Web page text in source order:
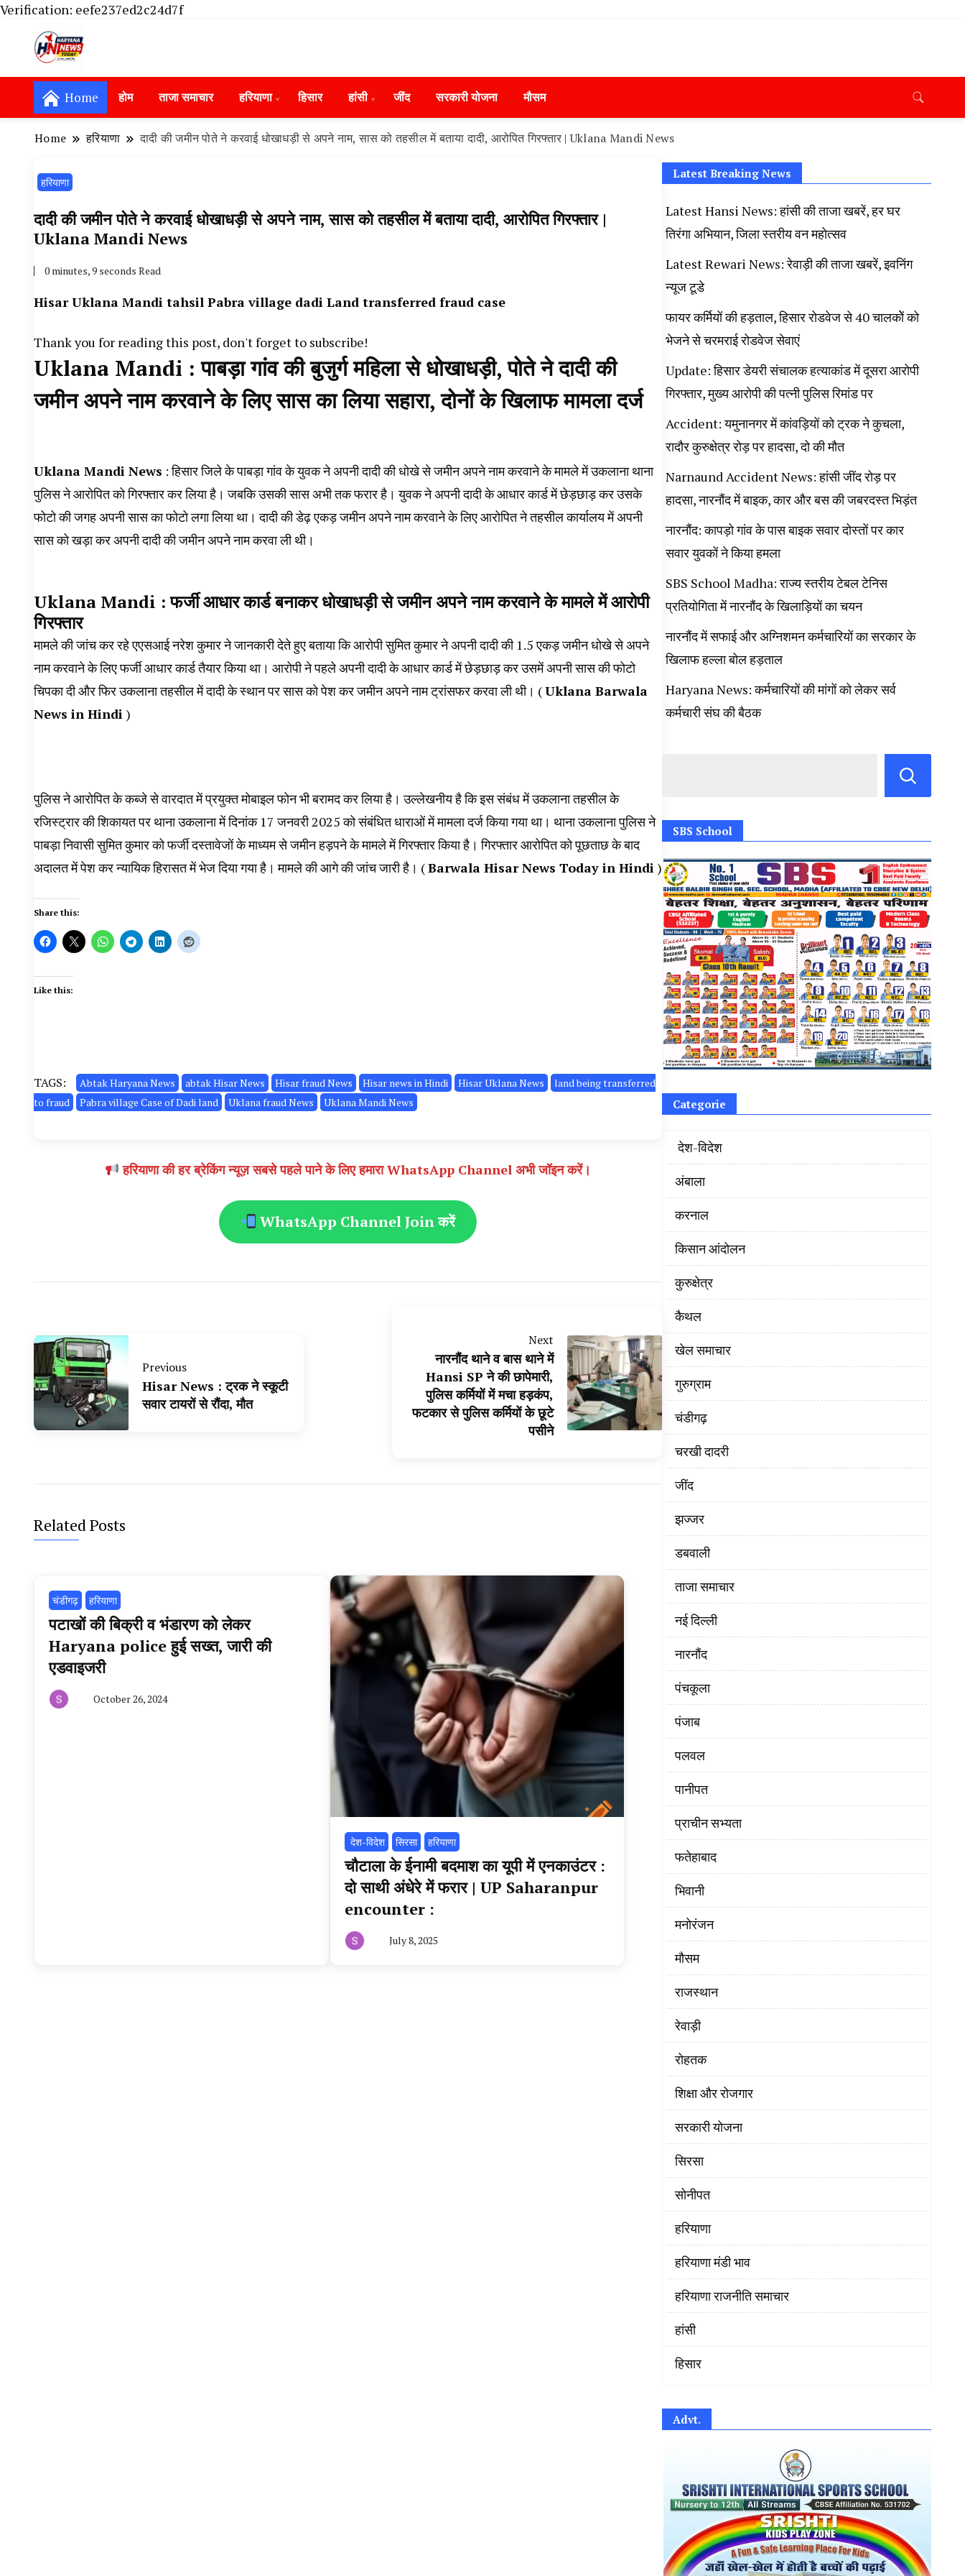
Verification: eefe237ed2c24d7f
Hansi News Today, Hisar Crime News Today, Narnaund News Live, Hansi News Live, Haryana ki Taaja Khabar, Haryana Crime News Today, Weather
Update in Haryana, Weather Alert in Haryana, Rain Alert in Haryana, Haryana Police Action, Haryana Porotet Update, Haryana Police Fir, Haryana
Portet Update News, Student Portest News, Kisan Protest News, AHN News, Abtak Haryana News,
Home होम ताजा समाचार हरियाणा हिसार हांसी ‌जींद सरकारी योजना मौसम
Home हरियाणा दादी की जमीन पोते ने करवाई धोखाधड़ी से अपने नाम, सास को तहसील में बताया दादी, आरोपित गिरफ्तार | Uklana Mandi News
हरियाणा
दादी की जमीन पोते ने करवाई धोखाधड़ी से अपने नाम, सास को तहसील में बताया दादी, आरोपित गिरफ्तार |
Uklana Mandi News
0 minutes, 9 seconds Read
Hisar Uklana Mandi tahsil Pabra village dadi Land transferred fraud case
Thank you for reading this post, don't forget to subscribe!
Uklana Mandi : पाबड़ा गांव की बुजुर्ग महिला से धोखाधड़ी, पोते ने दादी की
जमीन अपने नाम करवाने के लिए सास का लिया सहारा, दोनों के खिलाफ मामला दर्ज
Uklana Mandi News : हिसार जिले के पाबड़ा गांव के युवक ने अपनी दादी की धोखे से जमीन अपने नाम करवाने के मामले में उकलाना थाना
पुलिस ने आरोपित को गिरफ्तार कर लिया है। जबकि उसकी सास अभी तक फरार है। युवक ने अपनी दादी के आधार कार्ड में छेड़छाड़ कर उसके
फोटो की जगह अपनी सास का फोटो लगा लिया था। दादी की डेढ़ एकड़ जमीन अपने नाम करवाने के लिए आरोपित ने तहसील कार्यालय में अपनी
सास को खड़ा कर अपनी दादी की जमीन अपने नाम करवा ली थी।
Uklana Mandi : फर्जी आधार कार्ड बनाकर धोखाधड़ी से जमीन अपने नाम करवाने के मामले में आरोपी
गिरफ्तार
मामले की जांच कर रहे एएसआई नरेश कुमार ने जानकारी देते हुए बताया कि आरोपी सुमित कुमार ने अपनी दादी की 1.5 एकड़ जमीन धोखे से अपने
नाम करवाने के लिए फर्जी आधार कार्ड तैयार किया था। आरोपी ने पहले अपनी दादी के आधार कार्ड में छेड़छाड़ कर उसमें अपनी सास की फोटो
चिपका दी और फिर उकलाना तहसील में दादी के स्थान पर सास को पेश कर जमीन अपने नाम ट्रांसफर करवा ली थी। (Uklana Barwala
News in Hindi )
पुलिस ने आरोपित के कब्जे से वारदात में प्रयुक्त मोबाइल फोन भी बरामद कर लिया है। उल्लेखनीय है कि इस संबंध में उकलाना तहसील के
रजिस्ट्रार की शिकायत पर थाना उकलाना में दिनांक 17 जनवरी 2025 को संबंधित धाराओं में मामला दर्ज किया गया था। थाना उकलाना पुलिस ने
पाबड़ा निवासी सुमित कुमार को फर्जी दस्तावेजों के माध्यम से जमीन हड़पने के मामले में गिरफ्तार किया है। गिरफ्तार आरोपित को पूछताछ के बाद
अदालत में पेश कर न्यायिक हिरासत में भेज दिया गया है। मामले की आगे की जांच जारी है। (Barwala Hisar News Today in Hindi )
Share this:
Like this:
TAGS: Abtak Haryana News abtak Hisar News Hisar fraud News Hisar news in Hindi Hisar Uklana News
land being transferred
to fraud
Pabra village Case of Dadi land Uklana fraud News Uklana Mandi News
हरियाणा की हर ब्रेकिंग न्यूज़ सबसे पहले पाने के लिए हमारा WhatsApp Channel अभी जॉइन करें।
WhatsApp Channel Join करें
Previous
Hisar News : ट्रक ने स्कूटी
सवार टायरों से रौंदा, मौत
Next
नारनौंद थाने व बास थाने में
Hansi SP ने की छापेमारी,
पुलिस कर्मियों में मचा हड़कंप,
फटकार से पुलिस कर्मियों के छूटे
पसीने
Related Posts
चंडीगढ़ हरियाणा
पटाखों की बिक्री व भंडारण को लेकर
Haryana police हुई सख्त, जारी की
एडवाइजरी
October 26, 2024
‌ देश-विदेश सिरसा हरियाणा
चौटाला के ईनामी बदमाश का यूपी में एनकाउंटर :
दो साथी अंधेरे में फरार | UP Saharanpur
encounter :
July 8, 2025
Latest Breaking News
Latest Hansi News: हांसी की ताजा खबरें, हर घर
तिरंगा अभियान, जिला स्तरीय वन महोत्सव
Latest Rewari News: रेवाड़ी की ताजा खबरें, इवनिंग
न्यूज टूडे
फायर कर्मियों की हड़ताल, हिसार रोडवेज से 40 चालकोें को
भेजने से चरमराई रोडवेज सेवाएं
Update: हिसार डेयरी संचालक हत्याकांड में दूसरा आरोपी
गिरफ्तार, मुख्य आरोपी की पत्नी पुलिस रिमांड पर
Accident: यमुनानगर में कांवड़ियों को ट्रक ने कुचला,
रादौर कुरुक्षेत्र रोड़ पर हादसा, दो की मौत
Narnaund Accident News: हांसी जींद रोड़ पर
हादसा, नारनौंद में बाइक, कार और बस की जबरदस्त भिड़ंत
नारनौंद: कापड़ो गांव के पास बाइक सवार दोस्तों पर कार
सवार युवकों ने किया हमला
SBS School Madha: राज्य स्तरीय टेबल टेनिस
प्रतियोगिता में नारनौंद के खिलाड़ियों का चयन
नारनौंद में सफाई और अग्निशमन कर्मचारियों का सरकार के
खिलाफ हल्ला बोल हड़ताल
Haryana News: कर्मचारियों की मांगों को लेकर सर्व
कर्मचारी संघ की बैठक
SBS School
Categorie
‌ देश-विदेश
अंबाला
करनाल
किसान आंदोलन
कुरुक्षेत्र
कैथल
खेल समाचार
गुरुग्राम
चंडीगढ़
चरखी दादरी
‌जींद
झज्जर
डबवाली
ताजा समाचार
नई दिल्ली
नारनौंद
पंचकूला
पंजाब
पलवल
पानीपत
प्राचीन सभ्यता
फतेहाबाद
भिवानी
मनोरंजन
मौसम
राजस्थान
रेवाड़ी
रोहतक
शिक्षा और रोजगार
सरकारी योजना
सिरसा
सोनीपत
हरियाणा
हरियाणा मंडी भाव
हरियाणा राजनीति समाचार
हांसी
हिसार
Advt.